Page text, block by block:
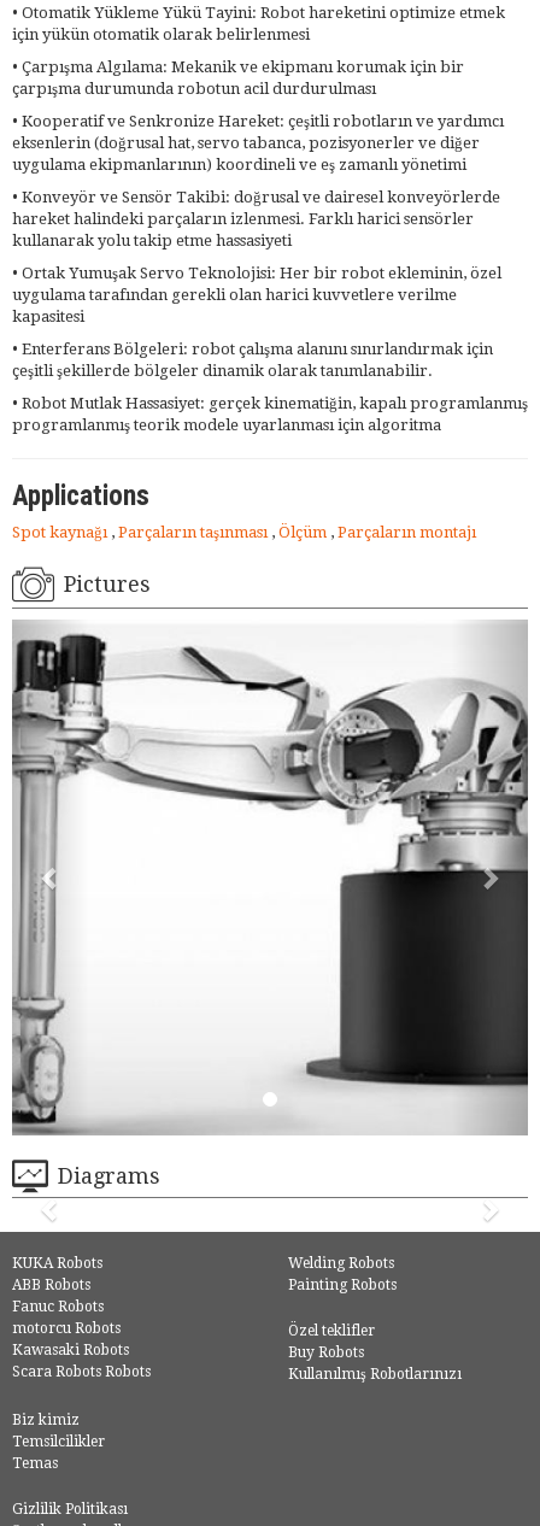
• Otomatik Yükleme Yükü Tayini: Robot hareketini optimize etmek
için yükün otomatik olarak belirlenmesi
• Çarpışma Algılama: Mekanik ve ekipmanı korumak için bir
çarpışma durumunda robotun acil durdurulması
• Kooperatif ve Senkronize Hareket: çeşitli robotların ve yardımcı
eksenlerin (doğrusal hat, servo tabanca, pozisyonerler ve diğer
uygulama ekipmanlarının) koordineli ve eş zamanlı yönetimi
• Konveyör ve Sensör Takibi: doğrusal ve dairesel konveyörlerde
hareket halindeki parçaların izlenmesi. Farklı harici sensörler
kullanarak yolu takip etme hassasiyeti
• Ortak Yumuşak Servo Teknolojisi: Her bir robot ekleminin, özel
uygulama tarafından gerekli olan harici kuvvetlere verilme
kapasitesi
• Enterferans Bölgeleri: robot çalışma alanını sınırlandırmak için
çeşitli şekillerde bölgeler dinamik olarak tanımlanabilir.
• Robot Mutlak Hassasiyet: gerçek kinematiğin, kapalı programlanmış
programlanmış teorik modele uyarlanması için algoritma
Applications
Spot kaynağı , Parçaların taşınması , Ölçüm , Parçaların montajı
Pictures
Diagrams
KUKA Robots
ABB Robots
Fanuc Robots
motorcu Robots
Kawasaki Robots
Scara Robots Robots
Welding Robots
Painting Robots
Özel teklifler
Buy Robots
Kullanılmış Robotlarınızı
Biz kimiz
Temsilcilikler
Temas
Gizlilik Politikası